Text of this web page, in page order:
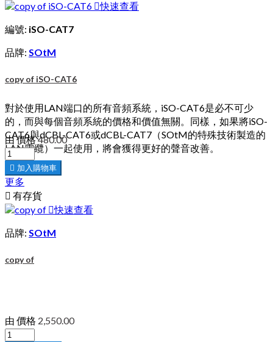
快速查看
編號: iSO-CAT7
品牌: SOtM
copy of iSO-CAT6
對於使用LAN端口的所有音頻系統，iSO-CAT6是必不可少
的，而與每個音頻系統的價格和價值無關。同樣，如果將iSO-
CAT6與dCBL-CAT6或dCBL-CAT7（SOtM的特殊技術製造的
LAN電纜）一起使用，將會獲得更好的聲音改善。
由價格480.00
 加入購物車
更多
 有存貨
快速查看
品牌: SOtM
copy of
由 價格 2,550.00